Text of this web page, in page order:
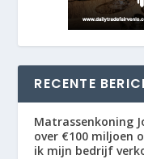
RECENTE
Matrassenkoning
over €100 miljoen
ik mijn bedrijf